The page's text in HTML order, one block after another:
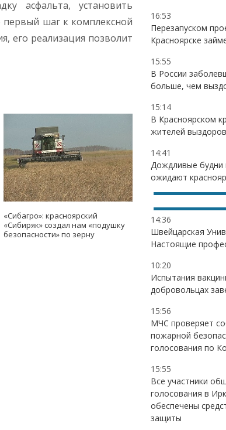
асфальта, установить
первый шаг к комплексной
его реализация позволит
«Сибагро»: красноярский
«Сибиряк» создал нам «подушку
безопасности» по зерну
16:53
Перезапуском
Красноярске
15:55
В России
больше, чем
15:14
В Красноярском
жителей
14:41
Дождливые будни
ожидают
14:36
Швейцарская
Настоящие
10:20
Испытания
добровольцах
15:56
МЧС проверяет
пожарной
голосования по
15:55
Все участники
голосования в
обеспечены
защиты